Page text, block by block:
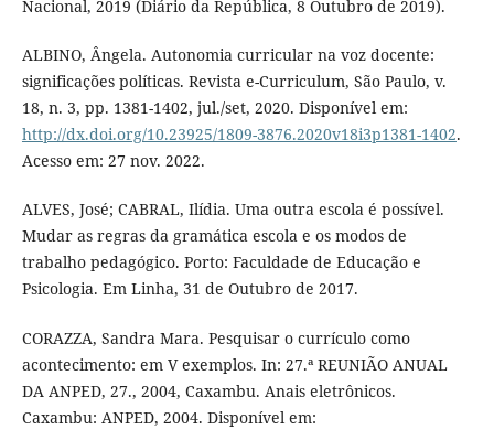
Nacional, 2019 (Diário da República, 8 Outubro de 2019).
ALBINO, Ângela. Autonomia curricular na voz docente:
significações políticas. Revista e-Curriculum, São Paulo, v.
18, n. 3, pp. 1381-1402, jul./set, 2020. Disponível em:
http://dx.doi.org/10.23925/1809-3876.2020v18i3p1381-1402.
Acesso em: 27 nov. 2022.
ALVES, José; CABRAL, Ilídia. Uma outra escola é possível.
Mudar as regras da gramática escola e os modos de
trabalho pedagógico. Porto: Faculdade de Educação e
Psicologia. Em Linha, 31 de Outubro de 2017.
CORAZZA, Sandra Mara. Pesquisar o currículo como
acontecimento: em V exemplos. In: 27.ª REUNIÃO ANUAL
DA ANPED, 27., 2004, Caxambu. Anais eletrônicos.
Caxambu: ANPED, 2004. Disponível em: